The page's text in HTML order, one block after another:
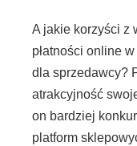
A jakie korzyści z
płatności online
dla sprzedawcy?
atrakcyjność
on bardziej
platform